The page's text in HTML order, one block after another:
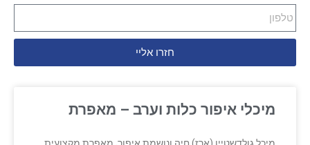
חזרו אליי
מיכלי איפור כלות וערב – מאפרת